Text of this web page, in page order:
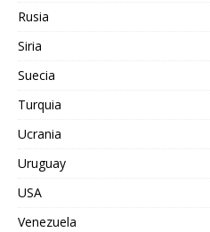
Rusia
Siria
Suecia
Turquia
Ucrania
Uruguay
USA
Venezuela